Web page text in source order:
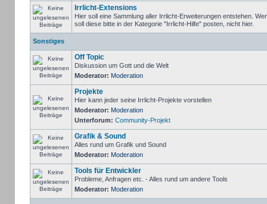
Irrlicht-Extensions
Hier soll eine Sammlung aller Irrlicht-Erweiterungen entstehen.
soll diese bitte in der Kategorie "Irrlicht-Hilfe" posten, nicht hier.
Sonstiges
Off Topic
Diskussion um Gott und die Welt
Moderator: Moderation
Projekte
Hier kann jeder seine Irrlicht-Projekte vorstellen
Moderator: Moderation
Unterforum: Community-Projekt
Grafik & Sound
Alles rund um Grafik und Sound
Moderator: Moderation
Tools für Entwickler
Probleme, Anfragen etc. - Alles rund um andere Tools
Moderator: Moderation